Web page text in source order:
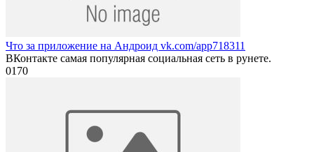
Что за приложение на Андроид vk.com/app718311
ВКонтакте самая популярная социальная сеть в рунете.
0170